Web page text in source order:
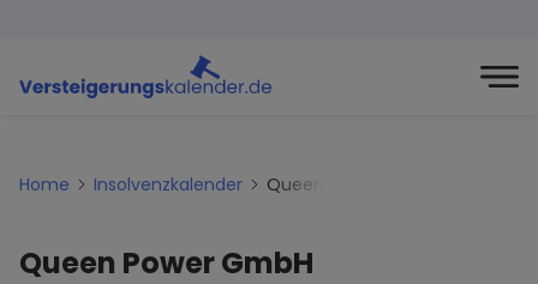
Home Insolvenzkalender Queen-power-gmbh
Queen Power GmbH